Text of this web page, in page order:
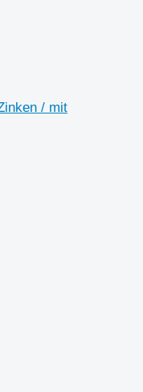
/ mit